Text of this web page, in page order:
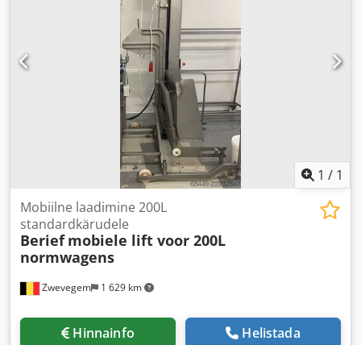
1 / 1
Zwevegem 1 629 km
Mobiilne laadimine 200L
standardkärudele
Berief mobiele lift voor 200L
normwagens
Hinnainfo Helistada